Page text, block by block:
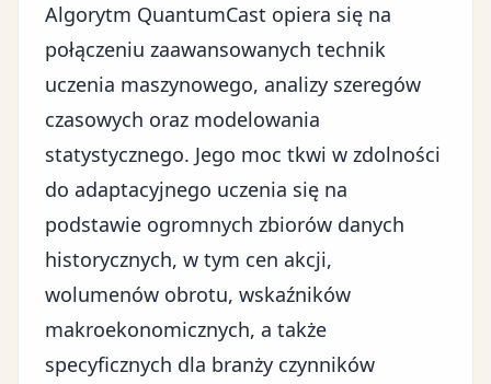
Algorytm QuantumCast opiera się na
połączeniu zaawansowanych technik
uczenia maszynowego, analizy szeregów
czasowych oraz modelowania
statystycznego. Jego moc tkwi w zdolności
do adaptacyjnego uczenia się na
podstawie ogromnych zbiorów danych
historycznych, w tym cen akcji,
wolumenów obrotu, wskaźników
makroekonomicznych, a także
specyficznych dla branży czynników